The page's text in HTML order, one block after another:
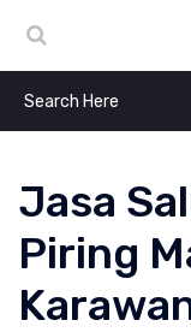
Jasa
Piring